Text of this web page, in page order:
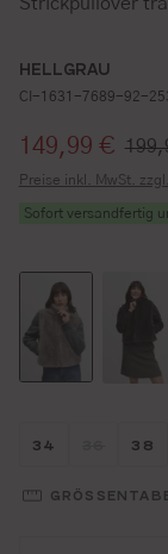
HELLGRAU
CI-1631-7689-92-
Verkaufspreis:
149,99 €
Preise inkl. MwSt.
Sofort versandfertig
Größe
34 Größe
38